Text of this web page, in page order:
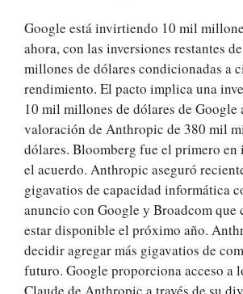
Google está invirtiendo 10 mil
ahora, con las inversiones restantes
millones de dólares condicionadas a
rendimiento. El pacto implica una
10 mil millones de dólares de Google
valoración de Anthropic de 380 mil
dólares. Bloomberg fue el primero en
el acuerdo. Anthropic aseguró
gigavatios de capacidad informática
anuncio con Google y Broadcom que
estar disponible el próximo año.
decidir agregar más gigavatios de
futuro. Google proporciona acceso a
Claude de Anthropic a través de su